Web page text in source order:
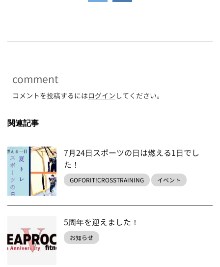
comment
コメントを投稿するにはログイン してください。
関連記事
7月24日スポーツの日は燃える1日でし
た！
GOFORIT!CROSSTRAINING イベント
5周年を迎えました！
お知らせ